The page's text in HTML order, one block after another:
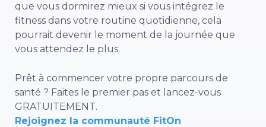
que vous dormirez mieux si vous intégrez le
fitness dans votre routine quotidienne, cela
pourrait devenir le moment de la journée que
vous attendez le plus.
Prêt à commencer votre propre parcours de
santé ? Faites le premier pas et lancez-vous
GRATUITEMENT.
Rejoignez la communauté FitOn